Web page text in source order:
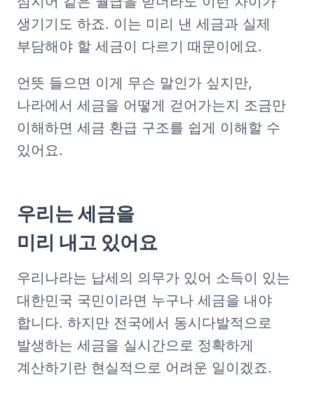
생기기도 하죠. 이는 미리 낸 세금과 실제
부담해야 할 세금이 다르기 때문이에요.
언뜻 들으면 이게 무슨 말인가 싶지만,
나라에서 세금을 어떻게 걷어가는지 조금만
이해하면 세금 환급 구조를 쉽게 이해할 수
있어요.
우리는 세금을
미리 내고 있어요
우리나라는 납세의 의무가 있어 소득이 있는
대한민국 국민이라면 누구나 세금을 내야
합니다. 하지만 전국에서 동시다발적으로
발생하는 세금을 실시간으로 정확하게
계산하기란 현실적으로 어려운 일이겠죠.